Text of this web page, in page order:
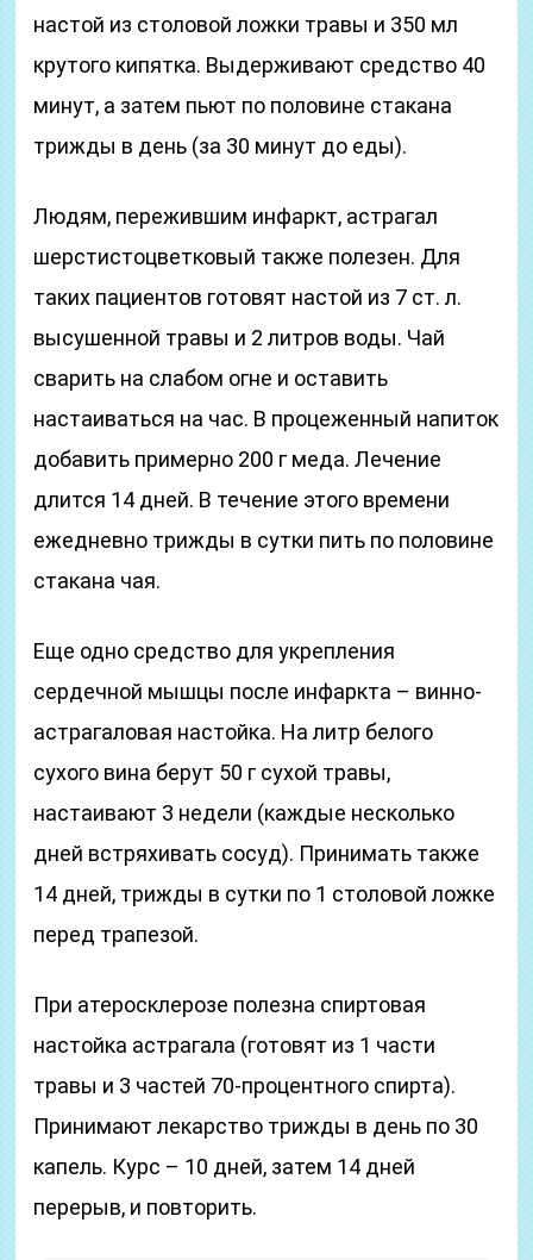
настой из столовой ложки травы и 350 мл
крутого кипятка. Выдерживают средство 40
минут, а затем пьют по половине стакана
трижды в день (за 30 минут до еды).
Людям, пережившим инфаркт, астрагал
шерстистоцветковый также полезен. Для
таких пациентов готовят настой из 7 ст. л.
высушенной травы и 2 литров воды. Чай
сварить на слабом огне и оставить
настаиваться на час. В процеженный напиток
добавить примерно 200 г меда. Лечение
длится 14 дней. В течение этого времени
ежедневно трижды в сутки пить по половине
стакана чая.
Еще одно средство для укрепления
сердечной мышцы после инфаркта – винно-
астрагаловая настойка. На литр белого
сухого вина берут 50 г сухой травы,
настаивают 3 недели (каждые несколько
дней встряхивать сосуд). Принимать также
14 дней, трижды в сутки по 1 столовой ложке
перед трапезой.
При атеросклерозе полезна спиртовая
настойка астрагала (готовят из 1 части
травы и 3 частей 70-процентного спирта).
Принимают лекарство трижды в день по 30
капель. Курс – 10 дней, затем 14 дней
перерыв, и повторить.